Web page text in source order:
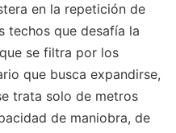
en la repetición de
techos que desafía la
se filtra por los
que busca expandirse,
trata solo de metros
de maniobra, de